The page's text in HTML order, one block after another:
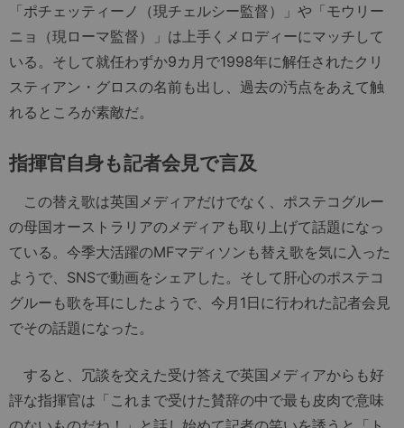
「ポチェッティーノ（現チェルシー監督）」や「モウリー
ニョ（現ローマ監督）」は上手くメロディーにマッチして
いる。そして就任わずか9カ月で1998年に解任されたクリ
スティアン・グロスの名前も出し、過去の汚点をあえて触
れるところが素敵だ。
指揮官自身も記者会見で言及
この替え歌は英国メディアだけでなく、ポステコグルー
の母国オーストラリアのメディアも取り上げて話題になっ
ている。今季大活躍のMFマディソンも替え歌を気に入った
ようで、SNSで動画をシェアした。そして肝心のポステコ
グルーも歌を耳にしたようで、今月1日に行われた記者会見
でその話題になった。
すると、冗談を交えた受け答えで英国メディアからも好
評な指揮官は「これまで受けた賛辞の中で最も皮肉で意味